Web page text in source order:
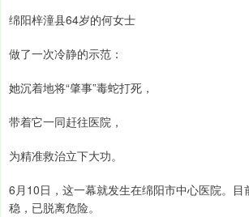
绵阳梓潼县64岁的何女士
做了一次冷静的示范：
她沉着地将“肇事”毒蛇打死，
带着它一同赶往医院，
为精准救治立下大功。
6月10日，这一幕就发生在绵阳市中心医院。目
稳，已脱离危险。